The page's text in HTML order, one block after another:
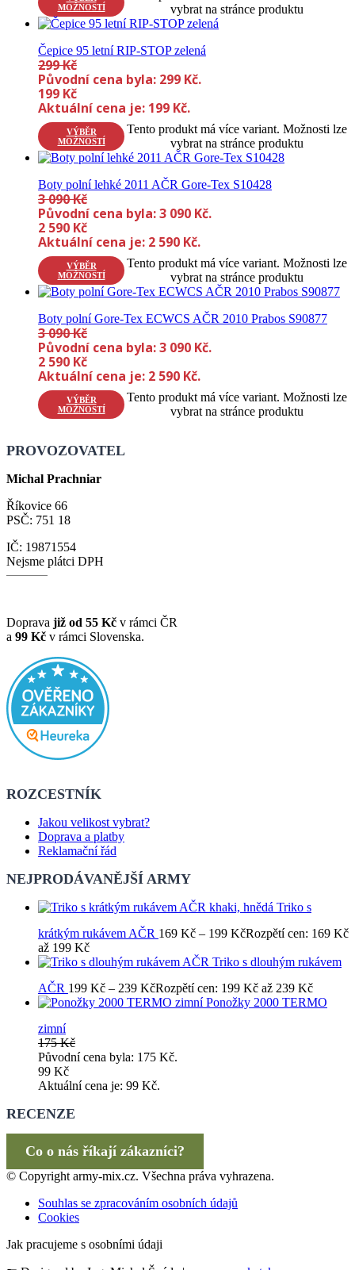
MOŽNOSTÍ
vybrat na stránce produktu
Čepice 95 letní RIP-STOP zelená
299Kč
Původní cena byla: 299 Kč.
199 Kč
Aktuální cena je: 199 Kč.
VÝBĚR
MOŽNOSTÍ
Tento produkt má více variant. Možnosti lze
vybrat na stránce produktu
Boty polní lehké 2011 AČR Gore-Tex S10428
3 090Kč
Původní cena byla: 3 090 Kč.
2 590 Kč
Aktuální cena je: 2 590 Kč.
VÝBĚR
MOŽNOSTÍ
Tento produkt má více variant. Možnosti lze
vybrat na stránce produktu
Boty polní Gore-Tex ECWCS AČR 2010 Prabos S90877
3 090Kč
Původní cena byla: 3 090 Kč.
2 590 Kč
Aktuální cena je: 2 590 Kč.
VÝBĚR
MOŽNOSTÍ
Tento produkt má více variant. Možnosti lze
vybrat na stránce produktu
PROVOZOVATEL
Michal Prachniar
Říkovice 66
PSČ: 751 18
IČ: 19871554
Nejsme plátci DPH
Doprava již od 55 Kč v rámci ČR
a 99 Kč v rámci Slovenska.
ROZCESTNÍK
Jakou velikost vybrat?
Doprava a platby
Reklamační řád
NEJPRODÁVANĚJŠÍ ARMY
Triko s
krátkým rukávem AČR 169 Kč – 199 KčRozpětí cen: 169 Kč
až 199 Kč
Triko s dlouhým rukávem
AČR 199 Kč – 239 KčRozpětí cen: 199 Kč až 239 Kč
Ponožky 2000 TERMO
zimní
175Kč
Původní cena byla: 175 Kč.
99 Kč
Aktuální cena je: 99 Kč.
RECENZE
Co o nás říkají zákazníci?
© Copyright army-mix.cz. Všechna práva vyhrazena.
Souhlas se zpracováním osobních údajů
Cookies
Jak pracujeme s osobními údaji